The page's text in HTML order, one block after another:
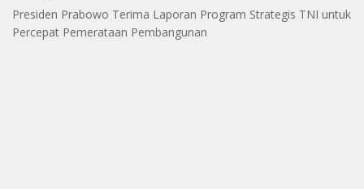
Presiden Prabowo Terima Laporan Program Strategis TNI untuk
Percepat Pemerataan Pembangunan